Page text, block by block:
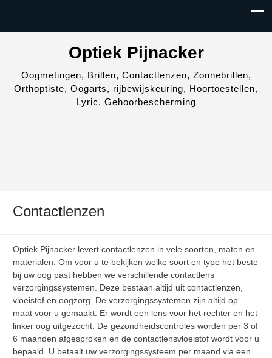
Optiek Pijnacker
Oogmetingen, Brillen, Contactlenzen, Zonnebrillen,
Orthoptiste, Oogarts, rijbewijskeuring, Hoortoestellen,
Lyric, Gehoorbescherming
Contactlenzen
Optiek Pijnacker levert contactlenzen in vele soorten, maten en
materialen. Om voor u te bekijken welke soort en type het beste
bij uw oog past hebben we verschillende contactlens
verzorgingssystemen. Deze bestaan altijd uit contactlenzen,
vloeistof en oogzorg. De verzorgingssystemen zijn altijd op
maat voor u gemaakt. Er wordt een lens voor het rechter en het
linker oog uitgezocht. De gezondheidscontroles worden per 3 of
6 maanden afgesproken en de contactlensvloeistof wordt voor u
bepaald. U betaalt uw verzorgingssysteem per maand via een